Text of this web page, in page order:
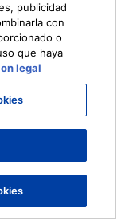
publicidad
con
o
que haya
legal